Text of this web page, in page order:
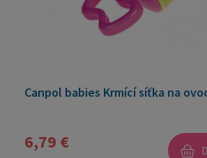
Canpol babies Krmící síťka na
6,79 €